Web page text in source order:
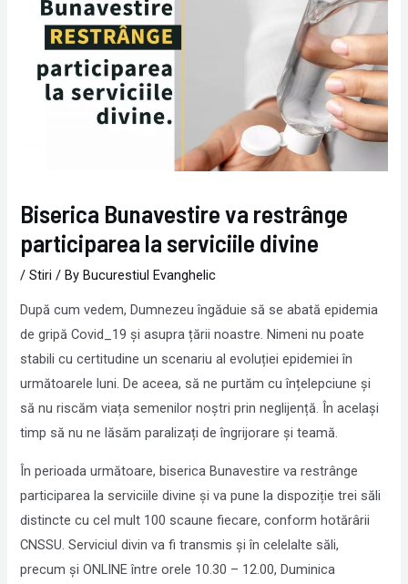
Biserica Bunavestire va restrânge
participarea la serviciile divine
/Stiri / ByBucurestiul Evanghelic
După cum vedem, Dumnezeu îngăduie să se abată epidemia
de gripă Covid_19 și asupra țării noastre. Nimeni nu poate
stabili cu certitudine un scenariu al evoluției epidemiei în
următoarele luni. De aceea, să ne purtăm cu înțelepciune și
să nu riscăm viața semenilor noștri prin neglijență. În același
timp să nu ne lăsăm paralizați de îngrijorare și teamă.
În perioada următoare, biserica Bunavestire va restrânge
participarea la serviciile divine și va pune la dispoziție trei săli
distincte cu cel mult 100 scaune fiecare, conform hotărârii
CNSSU. Serviciul divin va fi transmis și în celelalte săli,
precum și ONLINE între orele 10.30 – 12.00, Duminica